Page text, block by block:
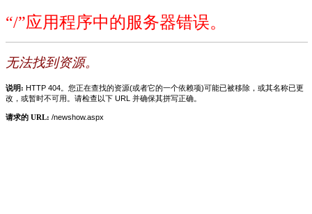
“/”应用程序中的服务器错误。
无法找到资源。
说明: HTTP 404。您正在查找的资源(或者它的一个依赖项)可能已被移除，或其名称已更
改，或暂时不可用。请检查以下 URL 并确保其拼写正确。
请求的 URL: /newshow.aspx